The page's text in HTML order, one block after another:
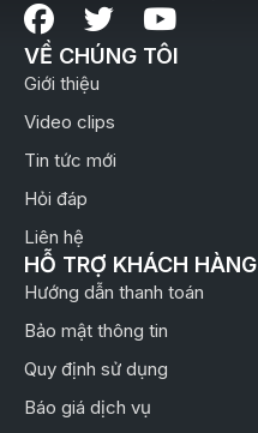
VỀ CHÚNG TÔI
Giới thiệu
Video clips
Tin tức mới
Hỏi đáp
Liên hệ
HỖ TRỢ KHÁCH HÀNG
Hướng dẫn thanh toán
Bảo mật thông tin
Quy định sử dụng
Báo giá dịch vụ